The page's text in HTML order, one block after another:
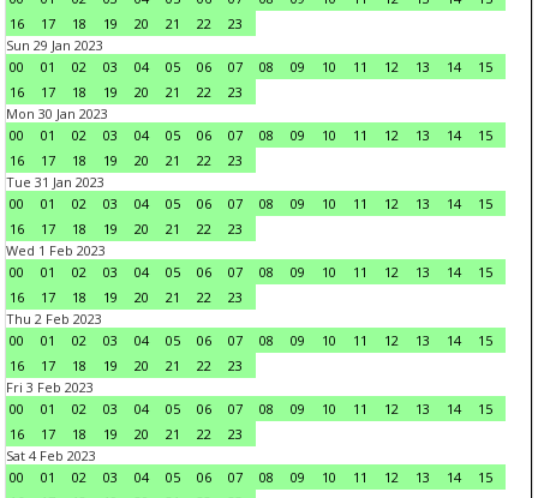
16
17 18 19 20 21 22
23
Sun 29 Jan 2023
00
01 02 03 04 05 06 07 08 09 10 11 12 13 14
15
16
17 18 19 20 21 22
23
Mon 30 Jan 2023
00
01 02 03 04 05 06 07 08 09 10 11 12 13 14
15
16
17 18 19 20 21 22
23
Tue 31 Jan 2023
00
01 02 03 04 05 06 07 08 09 10 11 12 13 14
15
16
17 18 19 20 21 22
23
Wed 1 Feb 2023
00
01 02 03 04 05 06 07 08 09 10 11 12 13 14
15
16
17 18 19 20 21 22
23
Thu 2 Feb 2023
00
01 02 03 04 05 06 07 08 09 10 11 12 13 14
15
16
17 18 19 20 21 22
23
Fri 3 Feb 2023
00
01 02 03 04 05 06 07 08 09 10 11 12 13 14
15
16
17 18 19 20 21 22
23
Sat 4 Feb 2023
00
01 02 03 04 05 06 07 08 09 10 11 12 13 14
15